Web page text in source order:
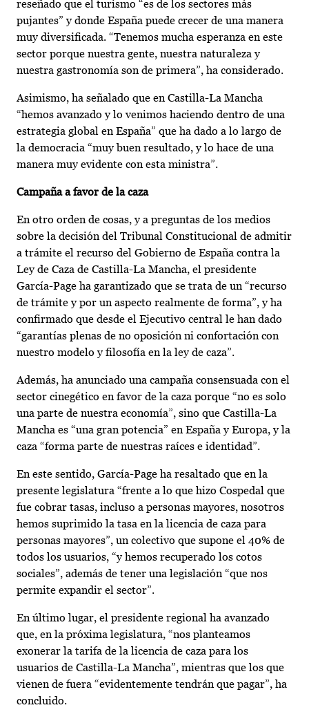
reseñado que el turismo “es de los sectores más
pujantes” y donde España puede crecer de una manera
muy diversificada. “Tenemos mucha esperanza en este
sector porque nuestra gente, nuestra naturaleza y
nuestra gastronomía son de primera”, ha considerado.
Asimismo, ha señalado que en Castilla-La Mancha
“hemos avanzado y lo venimos haciendo dentro de una
estrategia global en España” que ha dado a lo largo de
la democracia “muy buen resultado, y lo hace de una
manera muy evidente con esta ministra”.
Campaña a favor de la caza
En otro orden de cosas, y a preguntas de los medios
sobre la decisión del Tribunal Constitucional de admitir
a trámite el recurso del Gobierno de España contra la
Ley de Caza de Castilla-La Mancha, el presidente
García-Page ha garantizado que se trata de un “recurso
de trámite y por un aspecto realmente de forma”, y ha
confirmado que desde el Ejecutivo central le han dado
“garantías plenas de no oposición ni confortación con
nuestro modelo y filosofía en la ley de caza”.
Además, ha anunciado una campaña consensuada con el
sector cinegético en favor de la caza porque “no es solo
una parte de nuestra economía”, sino que Castilla-La
Mancha es “una gran potencia” en España y Europa, y la
caza “forma parte de nuestras raíces e identidad”.
En este sentido, García-Page ha resaltado que en la
presente legislatura “frente a lo que hizo Cospedal que
fue cobrar tasas, incluso a personas mayores, nosotros
hemos suprimido la tasa en la licencia de caza para
personas mayores”, un colectivo que supone el 40% de
todos los usuarios, “y hemos recuperado los cotos
sociales”, además de tener una legislación “que nos
permite expandir el sector”.
En último lugar, el presidente regional ha avanzado
que, en la próxima legislatura, “nos planteamos
exonerar la tarifa de la licencia de caza para los
usuarios de Castilla-La Mancha”, mientras que los que
vienen de fuera “evidentemente tendrán que pagar”, ha
concluido.